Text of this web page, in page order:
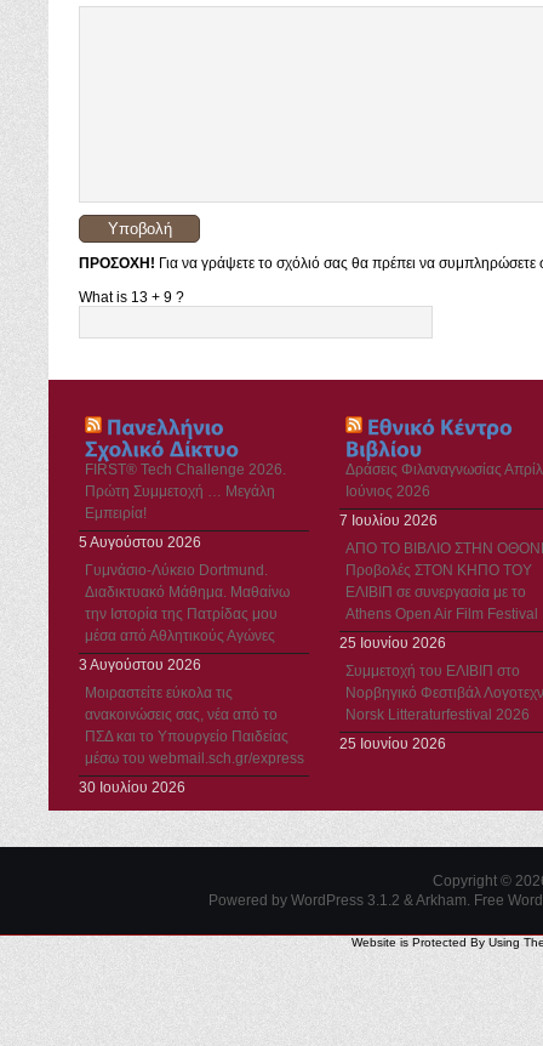
ΠΡΟΣΟΧΗ! Για να γράψετε το σχόλιό σας θα πρέπει να
What is 13 + 9 ?
FIRST® Tech Challenge 2026.
Πρώτη Συμμετοχή … Μεγάλη
Εμπειρία!
5 Αυγούστου 2026
Γυμνάσιο-Λύκειο Dortmund.
Διαδικτυακό Μάθημα. Μαθαίνω
την Ιστορία της Πατρίδας μου
μέσα από Αθλητικούς Αγώνες
3 Αυγούστου 2026
Μοιραστείτε εύκολα τις
ανακοινώσεις σας, νέα από το
ΠΣΔ και το Υπουργείο Παιδείας
μέσω του webmail.sch.gr/express
30 Ιουλίου 2026
Δράσεις Φιλαναγνωσίας
Ιούνιος 2026
7 Ιουλίου 2026
ΑΠΟ ΤΟ ΒΙΒΛΙΟ ΣΤΗΝ
Προβολές ΣΤΟΝ ΚΗΠΟ ΤΟΥ
ΕΛΙΒΙΠ σε συνεργασία με το
Athens Open Air Film Festival
25 Ιουνίου 2026
Συμμετοχή του ΕΛΙΒΙΠ στο
Νορβηγικό Φεστιβάλ
Norsk Litteraturfestival 2026
25 Ιουνίου 2026
Copyright ©
Powered by WordPress 3.1.2 & Arkham. Free
Website is Protected By Using